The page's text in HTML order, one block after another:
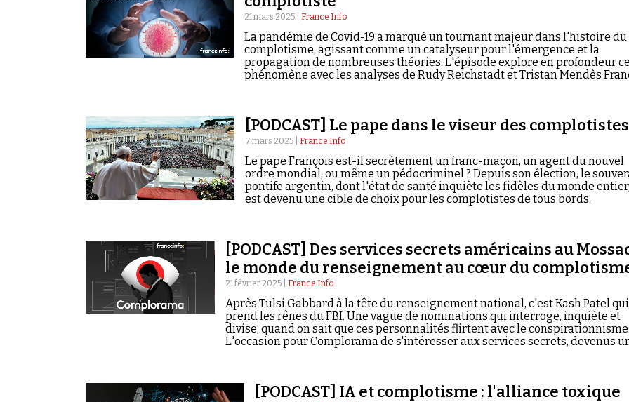
21 mars 2025 | France Info
La pandémie de Covid-19 a marqué un tournant majeur dans l'histoire du
complotisme, agissant comme un catalyseur pour l'émergence et la
propagation de nombreuses théories. L'épisode explore en profondeur ce
phénomène avec les analyses de Rudy Reichstadt et Tristan Mendès
[PODCAST] Le pape dans le viseur des complotistes
7 mars 2025 | France Info
Le pape François est-il secrètement un franc-maçon, un agent du nouvel
ordre mondial, ou même un pédocriminel ? Depuis son élection, le
pontife argentin, dont l'état de santé inquiète les fidèles du monde entier,
est devenu une cible de choix pour les complotistes de tous bords.
[PODCAST] Des services secrets américains au
le monde du renseignement au cœur du
21 février 2025 | France Info
Après Tulsi Gabbard à la tête du renseignement national, c'est Kash Patel qui
prend les rênes du FBI. Une vague de nominations qui interroge, inquiète et
divise, quand on sait que ces personnalités flirtent avec le conspirationnisme.
L'occasion pour Complorama de s'intéresser aux services secrets, devenus
[PODCAST] IA et complotisme : l'alliance toxique